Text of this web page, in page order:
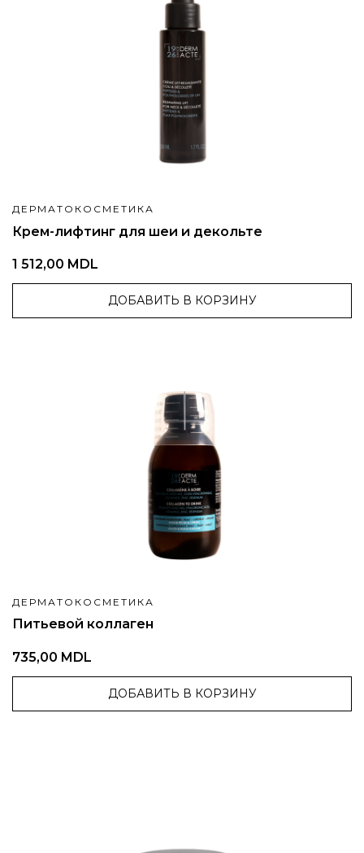
ДЕРМАТОКОСМЕТИКА
Крем-лифтинг для шеи и декольте
1 512,00 MDL
ДОБАВИТЬ В КОРЗИНУ
ДЕРМАТОКОСМЕТИКА
Питьевой коллаген
735,00 MDL
ДОБАВИТЬ В КОРЗИНУ